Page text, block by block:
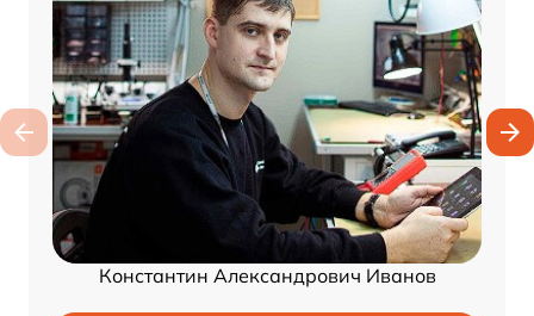
Константин Александрович Иванов